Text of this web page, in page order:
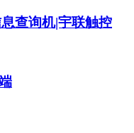
查询机|宇联触控